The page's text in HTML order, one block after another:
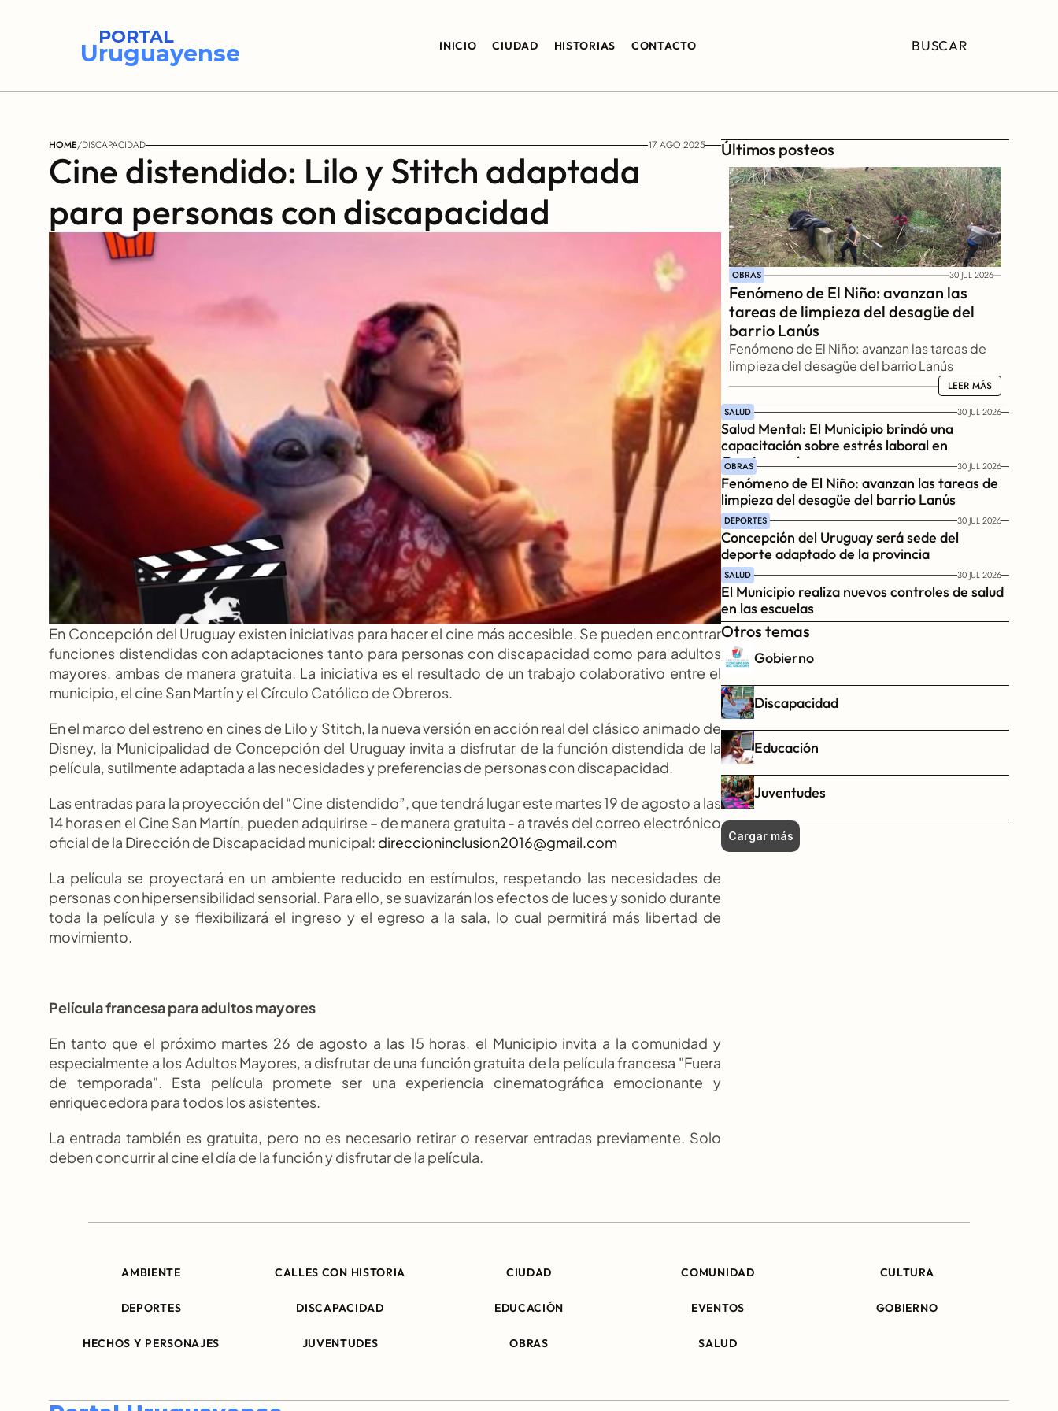
PORTAL
Uruguayense INICIO CIUDAD HISTORIAS CONTACTO BUSCAR
HOME/DISCAPACIDAD 17 AGO 2025
Cine distendido: Lilo y Stitch adaptada
para personas con discapacidad
En Concepción del Uruguay existen iniciativas para hacer el cine más accesible. Se pueden encontrar
funciones distendidas con adaptaciones tanto para personas con discapacidad como para adultos
mayores, ambas de manera gratuita. La iniciativa es el resultado de un trabajo colaborativo entre el
municipio, el cine San Martín y el Círculo Católico de Obreros.
En el marco del estreno en cines de Lilo y Stitch, la nueva versión en acción real del clásico animado de
Disney, la Municipalidad de Concepción del Uruguay invita a disfrutar de la función distendida de la
película, sutilmente adaptada a las necesidades y preferencias de personas con discapacidad.
Las entradas para la proyección del “Cine distendido”, que tendrá lugar este martes 19 de agosto a las
14 horas en el Cine San Martín, pueden adquirirse – de manera gratuita - a través del correo electrónico
oficial de la Dirección de Discapacidad municipal: direccioninclusion2016@gmail.com
La película se proyectará en un ambiente reducido en estímulos, respetando las necesidades de
personas con hipersensibilidad sensorial. Para ello, se suavizarán los efectos de luces y sonido durante
toda la película y se flexibilizará el ingreso y el egreso a la sala, lo cual permitirá más libertad de
movimiento.
Película francesa para adultos mayores
En tanto que el próximo martes 26 de agosto a las 15 horas, el Municipio invita a la comunidad y
especialmente a los Adultos Mayores, a disfrutar de una función gratuita de la película francesa "Fuera
de temporada". Esta película promete ser una experiencia cinematográfica emocionante y
enriquecedora para todos los asistentes.
La entrada también es gratuita, pero no es necesario retirar o reservar entradas previamente. Solo
deben concurrir al cine el día de la función y disfrutar de la película.
Últimos posteos
OBRAS 30 JUL 2026
Fenómeno de El Niño: avanzan las
tareas de limpieza del desagüe del
barrio Lanús
Fenómeno de El Niño: avanzan las tareas de
limpieza del desagüe del barrio Lanús
LEER MÁS
LEER MÁS
SALUD 30 JUL 2026
Salud Mental: El Municipio brindó una
capacitación sobre estrés laboral en
Gendarmería
OBRAS 30 JUL 2026
Fenómeno de El Niño: avanzan las tareas de
limpieza del desagüe del barrio Lanús
DEPORTES 30 JUL 2026
Concepción del Uruguay será sede del
deporte adaptado de la provincia
SALUD 30 JUL 2026
El Municipio realiza nuevos controles de salud
en las escuelas
Otros temas
Gobierno
Discapacidad
Educación
Juventudes
Cargar más
AMBIENTE CALLES CON HISTORIA CIUDAD COMUNIDAD CULTURA
DEPORTES DISCAPACIDAD EDUCACIÓN EVENTOS GOBIERNO
HECHOS Y PERSONAJES JUVENTUDES OBRAS SALUD